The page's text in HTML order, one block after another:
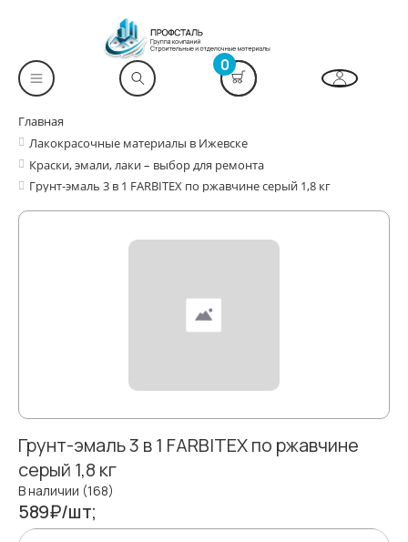
0
Главная
Лакокрасочные материалы в Ижевске
Краски, эмали, лаки – выбор для ремонта
Грунт-эмаль 3 в 1 FARBITEX по ржавчине серый 1,8 кг
Грунт-эмаль 3 в 1 FARBITEX по ржавчине
серый 1,8 кг
В наличии (168)
589₽/шт;